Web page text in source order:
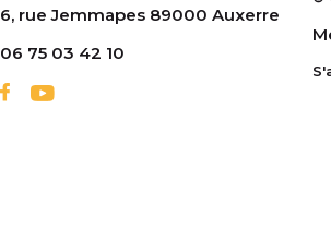
6, rue Jemmapes 89000 Auxerre
06 75 03 42 10